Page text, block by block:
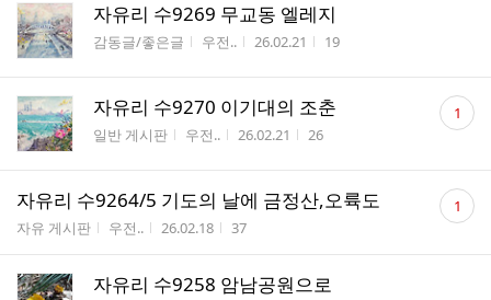
자유리 수9269 무교동 엘레지
게시판명
감동글/좋은글 작성자
우전.. 작성시간
26.02.21 조회수
19
자유리 수9270 이기대의 조춘
게시판명
일반 게시판 작성자
우전.. 작성시간
26.02.21 조회수
26
댓
글 1
자유리 수9264/5 기도의 날에 금정산,오륙도
게시판명
자유 게시판 작성자
우전.. 작성시간
26.02.18 조회수
37
댓
글 1
자유리 수9258 암남공원으로